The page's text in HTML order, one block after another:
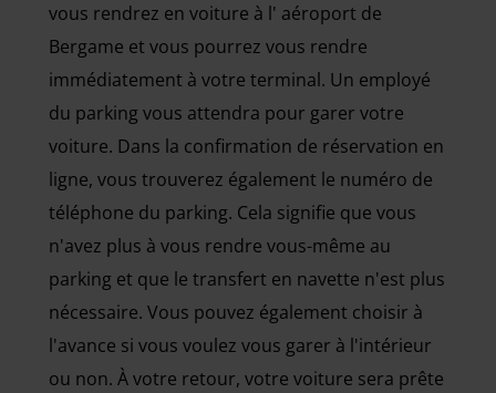
vous rendrez en voiture à l' aéroport de
Bergame et vous pourrez vous rendre
immédiatement à votre terminal. Un employé
du parking vous attendra pour garer votre
voiture. Dans la confirmation de réservation en
ligne, vous trouverez également le numéro de
téléphone du parking. Cela signifie que vous
n'avez plus à vous rendre vous-même au
parking et que le transfert en navette n'est plus
nécessaire. Vous pouvez également choisir à
l'avance si vous voulez vous garer à l'intérieur
ou non. À votre retour, votre voiture sera prête